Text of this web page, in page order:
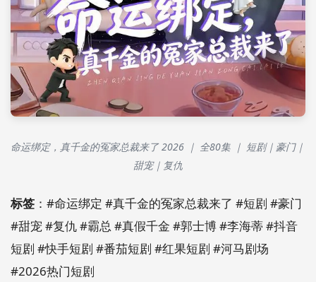
命运绑定，真千金的冤家总裁来了 2026 ｜ 全80集 ｜ 短剧｜豪门｜
甜宠｜复仇
标签 ：#命运绑定 #真千金的冤家总裁来了 #短剧 #豪门
#甜宠 #复仇 #霸总 #真假千金 #郭士博 #李海蒂 #抖音
短剧 #快手短剧 #番茄短剧 #红果短剧 #河马剧场
#2026热门短剧